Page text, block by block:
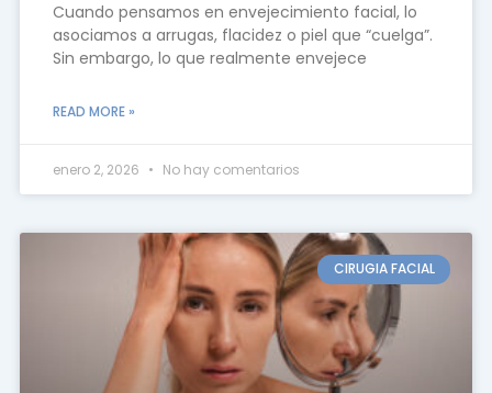
Cuando pensamos en envejecimiento facial, lo
asociamos a arrugas, flacidez o piel que “cuelga”.
Sin embargo, lo que realmente envejece
READ MORE »
enero 2, 2026 No hay comentarios
CIRUGIA FACIAL